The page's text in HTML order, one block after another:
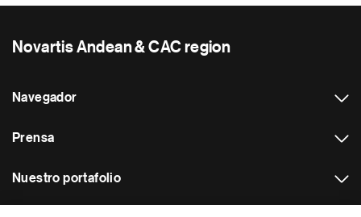
Novartis Andean & CAC region
Navegador
Prensa
Nuestro portafolio